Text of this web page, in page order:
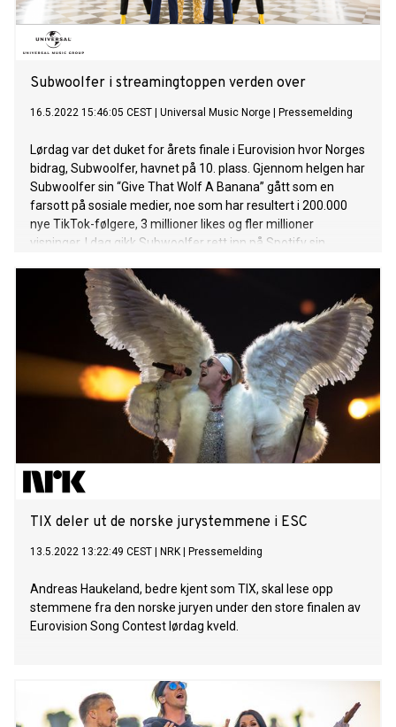
Subwoolfer i streamingtoppen verden over
16.5.2022 15:46:05 CEST Universal Music Norge Pressemelding
Lørdag var det duket for årets finale i Eurovision hvor Norges
bidrag, Subwoolfer, havnet på 10. plass. Gjennom helgen har
Subwoolfer sin “Give That Wolf A Banana” gått som en
farsott på sosiale medier, noe som har resultert i 200.000
nye TikTok-følgere, 3 millioner likes og fler millioner
visninger. I dag gikk Subwoolfer rett inn på Spotify sin
bidragene fra årets Eurovision, i tillegg er de #7 på den
globale viral-listen. De gule ulvene kan skilte med toppliste-
plasseringer over hele Europa, blant annet #6 i Sverige, #9 i
Ukraina og #30 i UK. Subwoolfer – Give That Wolf A Banana
Subwoolfer på TikTok Fullstendig oversikt over
listeplasseringer (Spotify charts): #34 Østerrike #47 Belgia
#8 Estland #10 Finland #33 Tyskland #2 Island #47 Irland
#8 Latvia #8 Litauen #28 Nederland #4 Norge #6 Sverige
#48 Sveits #9 Ukraina #30 UK
TIX deler ut de norske jurystemmene i ESC
13.5.2022 13:22:49 CEST NRK Pressemelding
Andreas Haukeland, bedre kjent som TIX, skal lese opp
stemmene fra den norske juryen under den store finalen av
Eurovision Song Contest lørdag kveld.